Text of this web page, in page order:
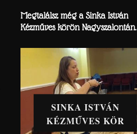
Megtalálsz még a Sinka István
Kézműves körön Nagyszalontán.
SINKA ISTVÁN
KÉZMŰVES KÖR